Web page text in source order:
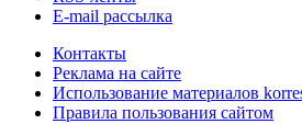
E-mail рассылка
Контакты
Реклама на сайте
Использование материалов
Правила пользования сайтом